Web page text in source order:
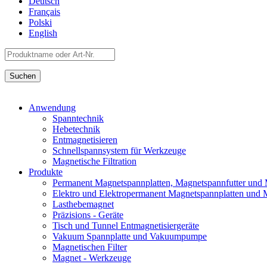
Français
Polski
English
Anwendung
Spanntechnik
Hebetechnik
Entmagnetisieren
Schnellspannsystem für Werkzeuge
Magnetische Filtration
Produkte
Permanent Magnetspannplatten, Magnetspannfutter und
Elektro und Elektropermanent Magnetspannplatten und
Lasthebemagnet
Präzisions - Geräte
Tisch und Tunnel Entmagnetisiergeräte
Vakuum Spannplatte und Vakuumpumpe
Magnetischen Filter
Magnet - Werkzeuge